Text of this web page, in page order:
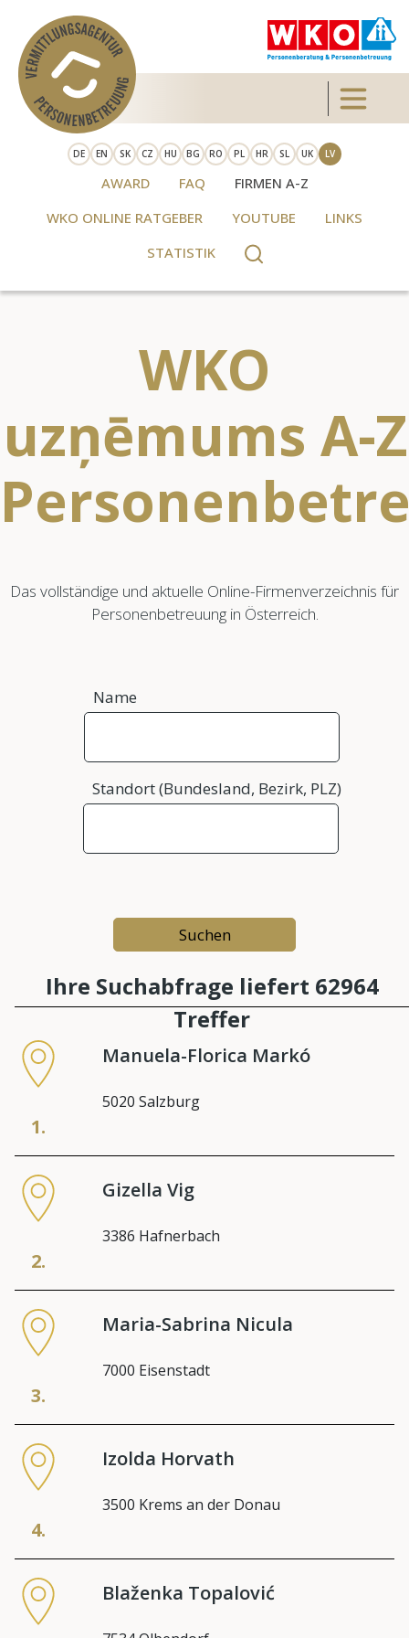
Skip to main content Toggle
DE EN SK CZ HU BG RO PL HR SL UK LV
AWARD FAQ
FIRMEN A-Z
WKO ONLINE RATGEBER
YOUTUBE
LINKS
STATISTIK
WKO
uzņēmums A-Z
Das vollständige und aktuelle Online-Firmenverzeichnis für
Personenbetreuung in Österreich.
Name
Standort (Bundesland, Bezirk, PLZ)
Ihre Suchabfrage liefert 62964
Treffer
1.
Manuela-Florica Markó
5020 Salzburg
2.
Gizella Vig
3386 Hafnerbach
3.
Maria-Sabrina Nicula
7000 Eisenstadt
4.
Izolda Horvath
3500 Krems an der Donau
Blaženka Topalović